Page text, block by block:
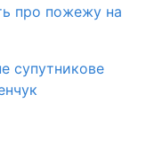
про пожежу на
супутникове